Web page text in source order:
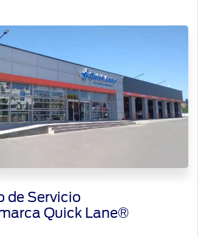
de Servicio
Quick Lane®